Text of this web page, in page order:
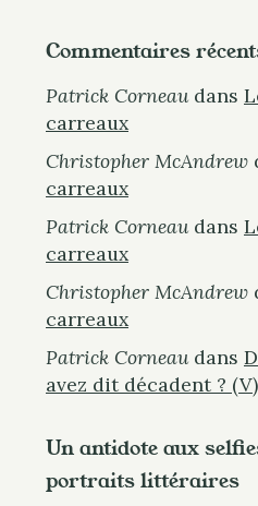
Commentaires
Patrick Corneaudans
carreaux
Christopher McAndrew
carreaux
Patrick Corneaudans
carreaux
Christopher McAndrew
carreaux
Patrick Corneaudans
avez dit décadent ? (V)
Un antidote aux
portraits littéraires